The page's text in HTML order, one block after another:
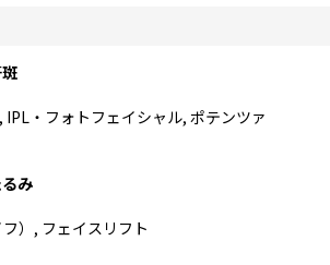
IPL・フォトフェイシャル, ポテンツァ
み
）, フェイスリフト